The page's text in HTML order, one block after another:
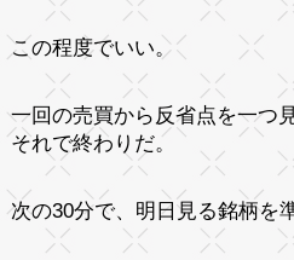
この程度でいい。
一回の売買から反省点を一つ
それで終わりだ。
次の30分で、明日見る銘柄を